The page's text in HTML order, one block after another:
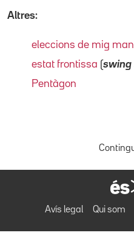
Altres:
eleccions de mig
estat frontissa (swing
Pentàgon
Avís legal Qui som